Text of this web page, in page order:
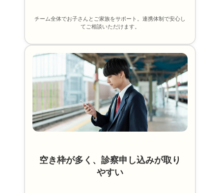
チーム全体でお子さんとご家族をサポート。連携体制で安心し
てご相談いただけます。
空き枠が多く、診察申し込みが取り
やすい